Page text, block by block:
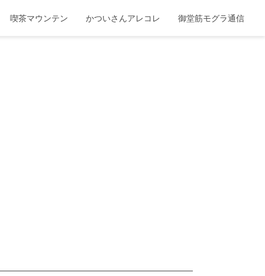
喫茶マウンテン かついさんアレコレ 御堂筋モグラ通信